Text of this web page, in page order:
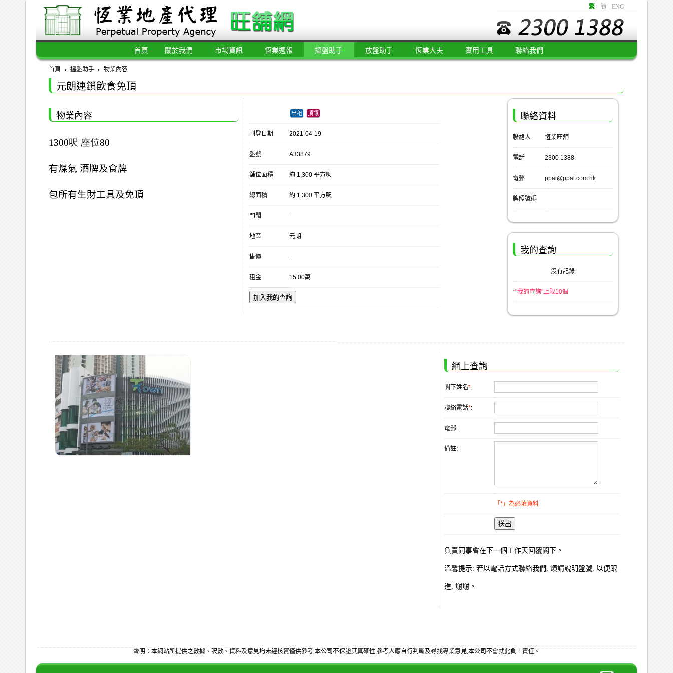
繁 簡 ENG
首頁 關於我們 市場資訊 恆業週報 搵盤助手 放盤助手 恆業大夫 實用工具 聯絡我們
首頁 搵盤助手 物業內容
元朗連鎖飲食免頂
物業內容
1300呎 座位80
有煤氣 酒牌及食牌
包所有生財工具及免頂
出租 頂讓
刊登日期 2021-04-19
盤號 A33879
舖位面積 約 1,300 平方呎
總面積 約 1,300 平方呎
門闊 -
地區 元朗
售價 -
租金 15.00萬
加入我的查詢
聯絡資料
聯絡人 恆業旺舖
電話 2300 1388
電郵 ppal@ppal.com.hk
牌照號碼
我的查詢
沒有記錄
*"我的查詢"上限10個
網上查詢
閣下姓名*:
聯絡電話*:
電郵:
備註:
「*」為必填資料
送出
負責同事會在下一個工作天回覆閣下。
溫馨提示: 若以電話方式聯絡我們, 煩請說明盤號, 以便跟
進, 謝謝。
聲明：本網站所提供之數據、呎數、資料及意見均未經核實僅供參考,本公司不保證其真確性,參考人應自行判斷及尋找專業意見,本公司不會就此負上責任。